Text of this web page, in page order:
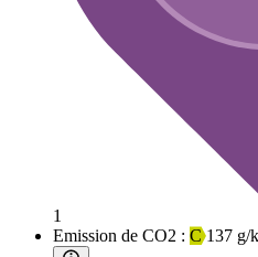
1
Emission de CO2 : C137 g/